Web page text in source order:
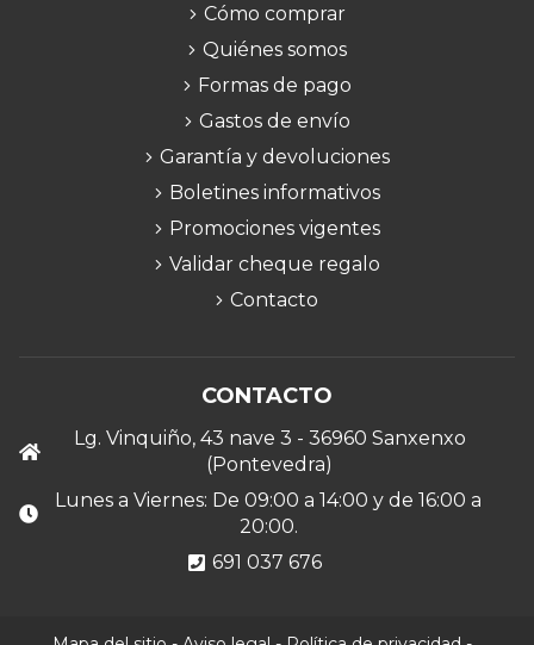
Cómo comprar
Quiénes somos
Formas de pago
Gastos de envío
Garantía y devoluciones
Boletines informativos
Promociones vigentes
Validar cheque regalo
Contacto
CONTACTO
Lg. Vinquiño, 43 nave 3 - 36960 Sanxenxo
(Pontevedra)
Lunes a Viernes: De 09:00 a 14:00 y de 16:00 a
20:00.
691 037 676